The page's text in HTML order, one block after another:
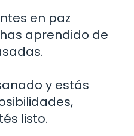
en paz
aprendido de
y estás
listo.